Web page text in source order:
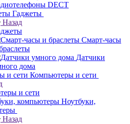
DECT
Гаджеты
Назад
Смарт-часы
Датчики
дома
Компьютеры и сети
и сети
Ноутбуки,
Назад